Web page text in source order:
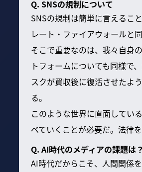
Q. SNSの規制について
SNSの規制は簡単に言えるこ
レート・ファイアウォールと
そこで重要なのは、我々自身
トフォームについても同様で
スクが買収後に復活させたよ
る。
このような世界に直面してい
べていくことが必要だ。法律
Q. AI時代のメディアの課題は？
AI時代だからこそ、人間関係